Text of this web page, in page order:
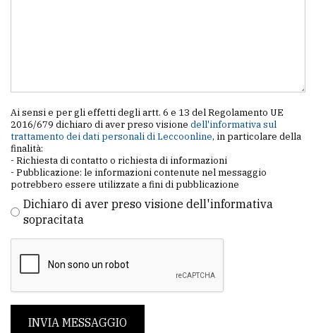
Ai sensi e per gli effetti degli artt. 6 e 13 del Regolamento UE
2016/679 dichiaro di aver preso visione dell'informativa sul
trattamento dei dati personali di Leccoonline, in particolare della
finalità:
- Richiesta di contatto o richiesta di informazioni
- Pubblicazione: le informazioni contenute nel messaggio
potrebbero essere utilizzate a fini di pubblicazione
Dichiaro di aver preso visione dell'informativa
sopracitata
INVIA MESSAGGIO